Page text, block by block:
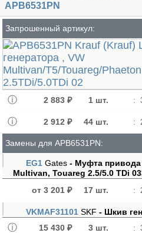
APB6531PN
Запрошенный артикул:
2 883 ₽ 1 шт. :
2 912 ₽ 44 шт. :
Замены для APB6531PN:
EG1 Gates - Муфта привода
Multivan, Touareg 2.5/5.0 TDi
от 3 201 ₽
17 шт. :
VKMAF31101 SKF - Шкив
15 430 ₽
3 шт. :